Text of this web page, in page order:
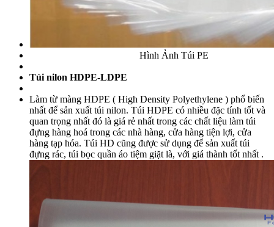
Hình Ảnh Túi PE
Túi nilon HDPE-LDPE
Làm từ màng HDPE ( High Density Polyethylene ) phổ biến
nhất để sản xuất túi nilon. Túi HDPE có nhiều đặc tính tốt và
quan trọng nhất đó là giá rẻ nhất trong các chất liệu làm túi
đựng hàng hoá trong các nhà hàng, cửa hàng tiện lợi, cửa
hàng tạp hóa. Túi HD cũng được sử dụng để sản xuất túi
đựng rác, túi bọc quần áo tiệm giặt là, với giá thành tốt nhất .